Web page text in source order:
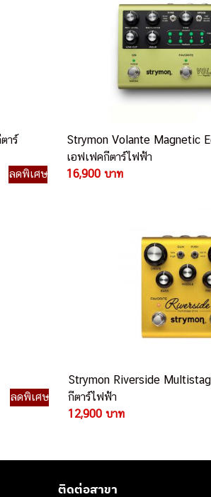
าร์
ลดพิเศษ
Strymon Volante Magnetic
เอฟเฟคกีตาร์ไฟฟ้า
16,900 บาท
ลดพิเศษ
Strymon Riverside
กีตาร์ไฟฟ้า
12,900 บาท
ติดต่อสาขา